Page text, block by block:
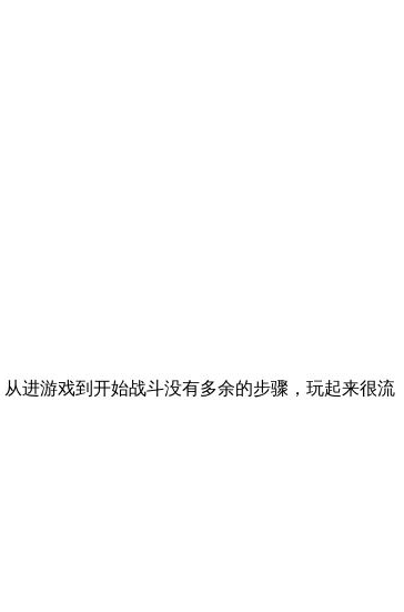
进游戏到开始战斗没有多余的步骤，玩起来很流